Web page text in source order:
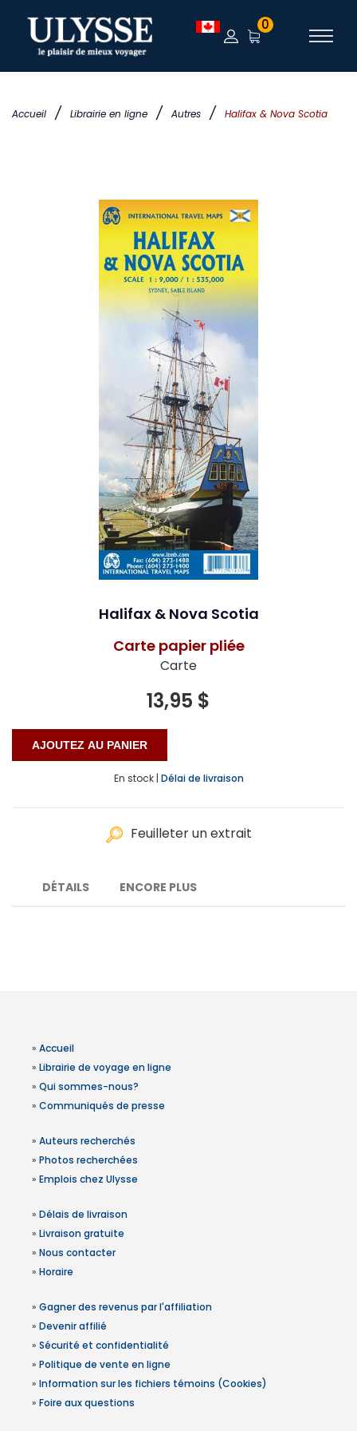
Accueil / Librairie en ligne / Autres / Halifax & Nova Scotia
0
Halifax & Nova Scotia
Carte papier pliée
Carte
13,95 $
En stock | Délai de livraison
Feuilleter un extrait
DÉTAILS ENCORE PLUS
» Accueil
» Librairie de voyage en ligne
» Qui sommes-nous?
» Communiqués de presse
» Auteurs recherchés
» Photos recherchées
» Emplois chez Ulysse
» Délais de livraison
» Livraison gratuite
» Nous contacter
» Horaire
» Gagner des revenus par l'affiliation
» Devenir affilié
» Sécurité et confidentialité
» Politique de vente en ligne
» Information sur les fichiers témoins (Cookies)
» Foire aux questions